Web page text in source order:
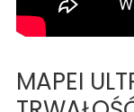
MAPEI